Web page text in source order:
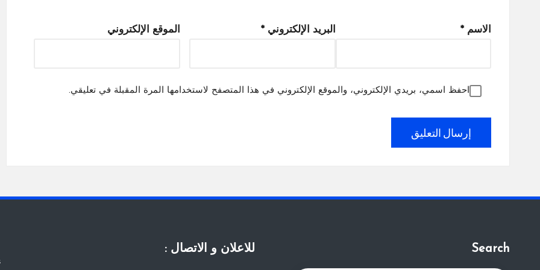
الاسم * البريد الإلكتروني * الموقع الإلكتروني
احفظ اسمي، بريدي الإلكتروني، والموقع الإلكتروني في هذا المتصفح لاستخدامها المرة المقبلة في تعليقي.
Search للاعلان و الاتصال :